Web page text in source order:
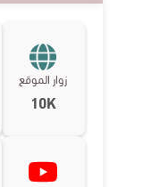
زوار الموقع
10K